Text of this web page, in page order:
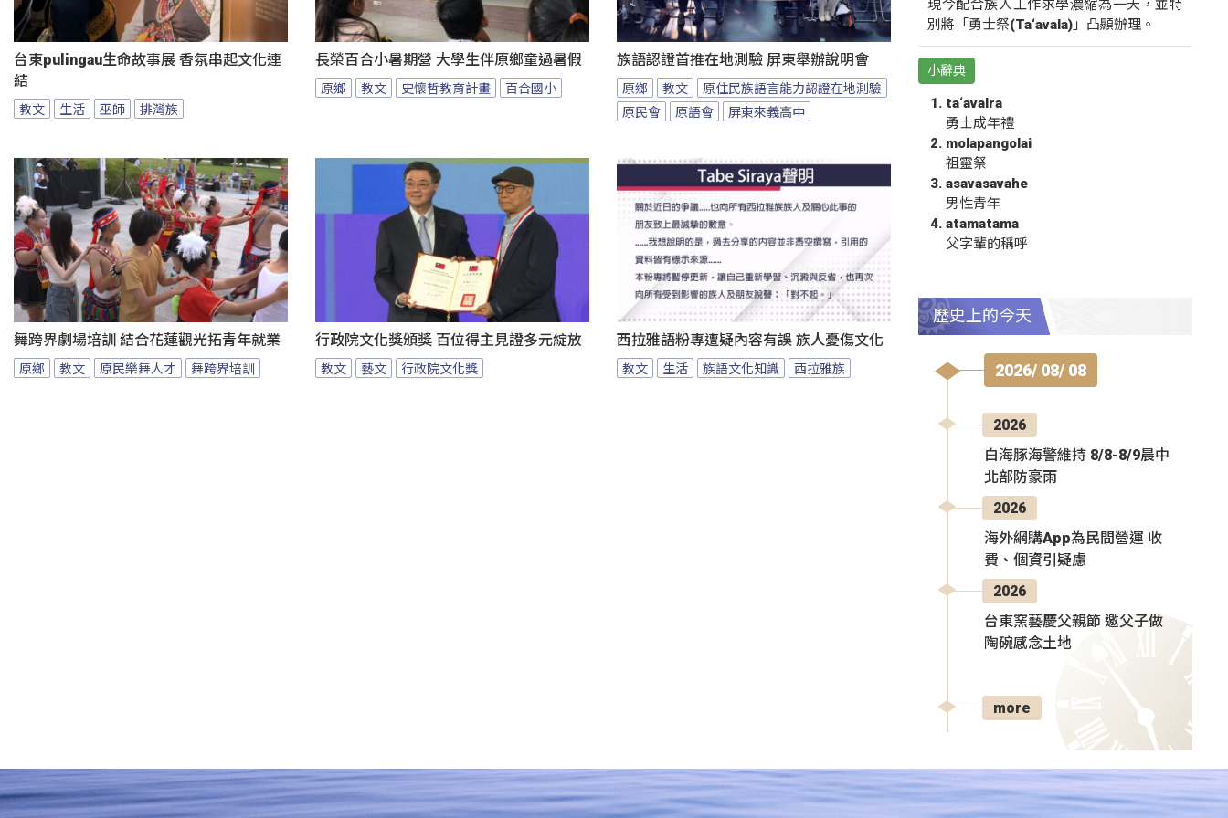
台東pulingau生命故事展 香氛串起文化連
結
教文 生活 巫師 排灣族
長榮百合小暑期營 大學生伴原鄉童過暑假
原鄉 教文 史懷哲教育計畫 百合國小
族語認證首推在地測驗 屏東舉辦說明會
原鄉 教文
原住民族語言能力認證在地測驗
原民會
原語會 屏東來義高中
舞跨界劇場培訓 結合花蓮觀光拓青年就業
原鄉 教文 原民樂舞人才 舞跨界培訓
行政院文化獎頒獎 百位得主見證多元綻放
教文 藝文 行政院文化獎
西拉雅語粉專遭疑內容有誤 族人憂傷文化
教文 生活 族語文化知識 西拉雅族
現今配合族人工作求學濃縮為一天，並特
別將「勇士祭(Ta‘avala)」凸顯辦理。
小辭典
ta‘avalra
勇士成年禮
molapangolai
祖靈祭
asavasavahe
男性青年
atamatama
父字輩的稱呼
歷史上的今天
2026/ 08/ 08
2026
白海豚海警維持 8/8-8/9晨中
北部防豪雨
2026
海外網購App為民間營運 收
費、個資引疑慮
2026
台東窯藝慶父親節 邀父子做
陶碗感念土地
more